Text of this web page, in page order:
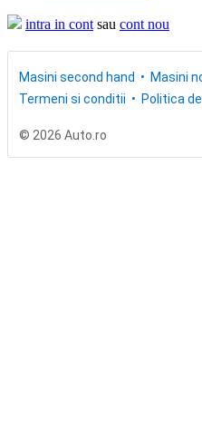
intra in cont sau cont nou
Masini second hand Masini
Termeni si conditii
Politica
© 2026 Auto.ro